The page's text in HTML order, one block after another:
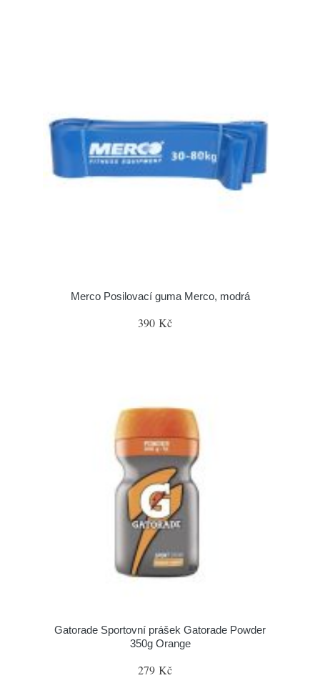
Merco Posilovací guma Merco, modrá
390 Kč
Gatorade Sportovní prášek Gatorade Powder
350g Orange
279 Kč